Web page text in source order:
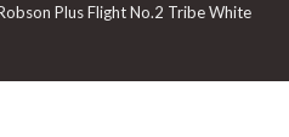
Plus Flight No.2 Tribe White